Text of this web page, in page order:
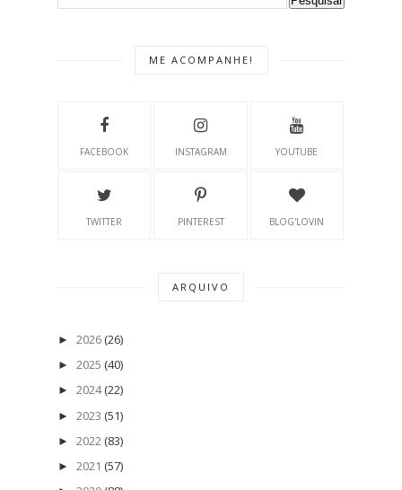
ME ACOMPANHE!
FACEBOOK INSTAGRAM YOUTUBE
TWITTER PINTEREST BLOG'LOVIN
ARQUIVO
► 2026 (26)
► 2025 (40)
► 2024 (22)
► 2023 (51)
► 2022 (83)
► 2021 (57)